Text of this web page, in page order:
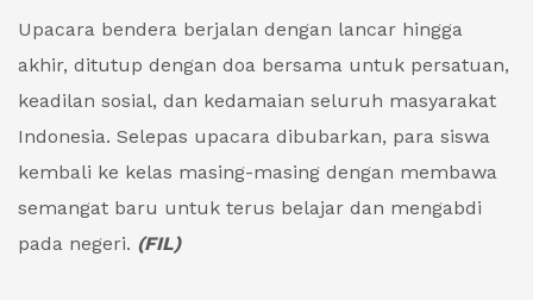
Upacara bendera berjalan dengan lancar hingga
akhir, ditutup dengan doa bersama untuk persatuan,
keadilan sosial, dan kedamaian seluruh masyarakat
Indonesia. Selepas upacara dibubarkan, para siswa
kembali ke kelas masing-masing dengan membawa
semangat baru untuk terus belajar dan mengabdi
pada negeri. (FIL)